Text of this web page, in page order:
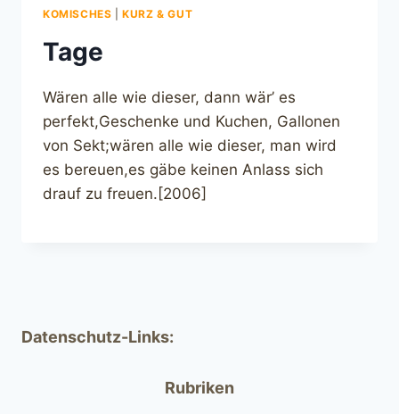
KOMISCHES |KURZ & GUT
Tage
Wären alle wie dieser, dann wär’ es
perfekt,Geschenke und Kuchen, Gallonen
von Sekt;wären alle wie dieser, man wird
es bereuen,es gäbe keinen Anlass sich
drauf zu freuen.[2006]
Datenschutz-Links:
Rubriken